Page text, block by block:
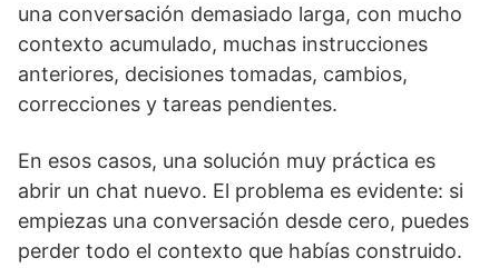
una conversación demasiado larga, con mucho
contexto acumulado, muchas instrucciones
anteriores, decisiones tomadas, cambios,
correcciones y tareas pendientes.
En esos casos, una solución muy práctica es
abrir un chat nuevo. El problema es evidente: si
empiezas una conversación desde cero, puedes
perder todo el contexto que habías construido.